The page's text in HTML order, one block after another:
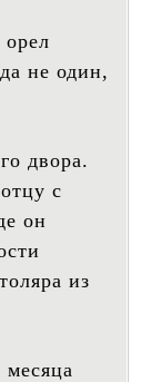
не один,
двора.
с
он
из